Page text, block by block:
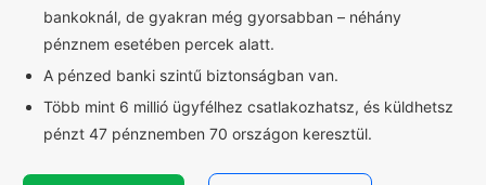
bankoknál, de gyakran még gyorsabban – néhány
pénznem esetében percek alatt.
A pénzed banki szintű biztonságban van.
Több mint 6 millió ügyfélhez csatlakozhatsz, és küldhetsz
pénzt 47 pénznemben 70 országon keresztül.